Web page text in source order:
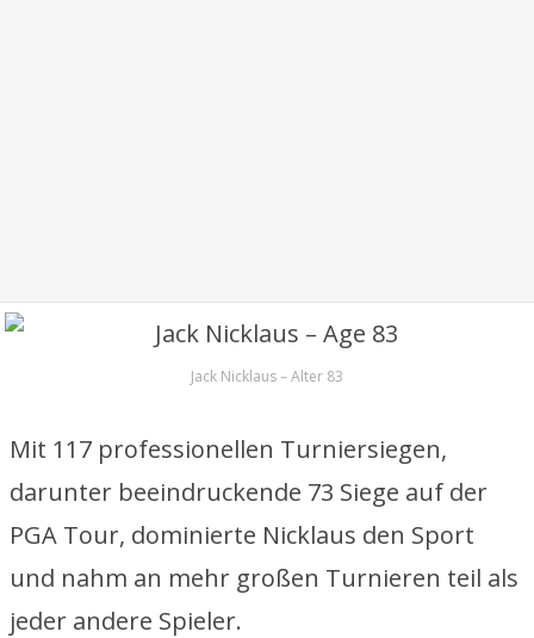
Jack Nicklaus – Alter 83
Mit 117 professionellen Turniersiegen,
darunter beeindruckende 73 Siege auf der
PGA Tour, dominierte Nicklaus den Sport
und nahm an mehr großen Turnieren teil als
jeder andere Spieler.